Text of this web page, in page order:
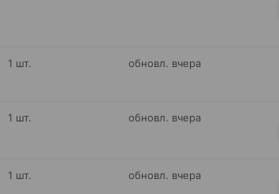
1 шт. обновл. вчера
1 шт. обновл. вчера
1 шт. обновл. вчера